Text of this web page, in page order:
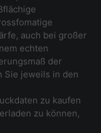
auch bei großer
echten
der
Sie jeweils in den
zu kaufen
zu können,